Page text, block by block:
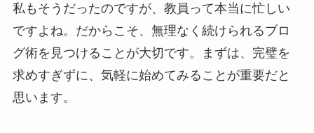
私もそうだったのですが、教員って本当に忙しい
ですよね。だからこそ、無理なく続けられるブロ
グ術を見つけることが大切です。まずは、完璧を
求めすぎずに、気軽に始めてみることが重要だと
思います。